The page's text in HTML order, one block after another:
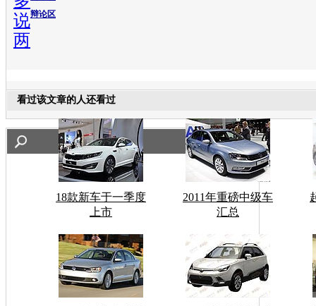
辩论区
说
两
看过该文章的人还看过
18款新车于一季度
上市
2011年重磅中级车
汇总